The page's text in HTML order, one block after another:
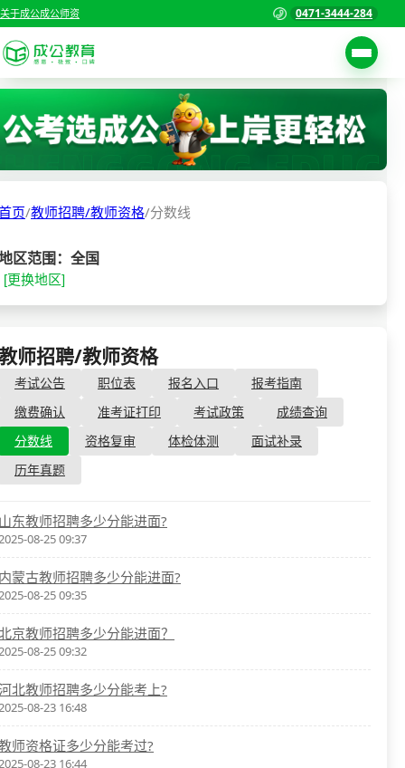
关于成公成公师资 0471-3444-284
考试公告
报考指南
缴费确认
准考证打印
成绩查询
分数线
资格复审
面试补录
历年真题
首页
国家公务员考试
各省公务员考试
教师资格/教师编制
国企/银行考试
页/教师招聘/教师资格/分数线
区范围：全国
[更换地区]
师招聘/教师资格- 分数线
考试公告 职位表 报名入口
报考指南
缴费确认
准考证打印 考试政策
成绩查询
分数线
资格复审 体检体测
面试补录
历年真题
东教师招聘多少分能进面?
08-25 09:37
蒙古教师招聘多少分能进面?
08-25 09:35
京教师招聘多少分能进面？
08-25 09:32
北教师招聘多少分能考上?
08-23 16:48
师资格证多少分能考过?
08-23 16:44